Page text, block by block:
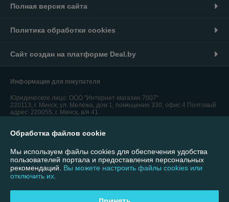
Полная версия сайта
Политика обработки cookies
Сайт создан на платформе Deal.by
Информация для покупателя
Юридическое лицо: ООО "Интернет-магазин 7007"
220113, г. Минск, ул. Мележа, дом 1, помещение 330, офис 4 Почтовый
адрес: 220055, г. Минск, а/я 41
Регистрационный орган: Минский городской исполнительный комитет
Дата регистрации компании: 03.01.2024
Обработка файлов cookie
Мы используем файлы cookies для обеспечения удобства
пользователей портала и предоставления персональных
рекомендаций. Вы можете настроить файлы cookies или
отключить их.